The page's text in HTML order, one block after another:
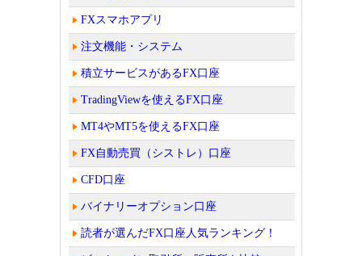
FXスマホアプリ
注文機能・システム
積立サービスがあるFX口座
TradingViewを使えるFX口座
MT4やMT5を使えるFX口座
FX自動売買（シストレ）口座
CFD口座
バイナリーオプション口座
読者が選んだFX口座人気ランキング！